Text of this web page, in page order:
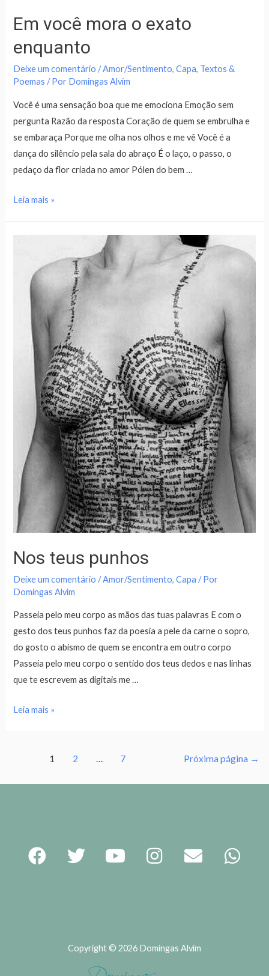
Em você mora o exato
enquanto
Deixe um comentário /Amor/Sentimento,Capa, Textos &
Poemas / Por Domingas Alvim
Você é uma sensação boa que me emociona Emoção sem
pergunta Razão da resposta Coração de quem se embrulha e
se embaraça Porque me olha nos olhos e me vê Você é a
dança do silêncio pela sala do abraço É o laço, o passo, o
pedaço da flor criada no amor Pólen do bem …
Leia mais »
Nos teus punhos
Deixe um comentário /Amor/Sentimento,Capa / Por
Domingas Alvim
Passeia pelo meu corpo as mãos das tuas palavras E com o
gesto dos teus punhos faz da poesia a pele da carne o sopro,
do gosto o abismo de quem se encontra em outro corpo
Passeia pelo meu corpo o sentido dos teus dedos e nas linhas
que te escrevem as digitais me …
Leia mais »
1 2 7 Próxima página →
Copyright © 2026 Domingas Alvim